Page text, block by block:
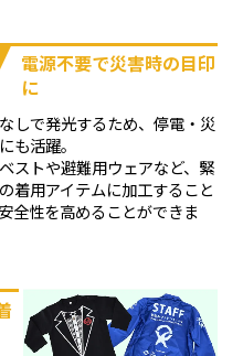
電源不要で災害時の目印
に
しで発光するため、停電・災
も活躍。
ストや避難用ウェアなど、緊
着用アイテムに加工すること
全性を高めることができま